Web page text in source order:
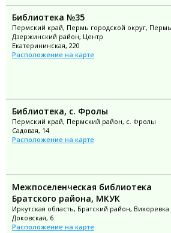
Библиотека №35
Пермский край, Пермь городской округ,
Дзержинский район, Центр
Екатерининская, 220
Расположение на карте
Библиотека, с. Фролы
Пермский край, Пермский район, с. Фролы
Садовая, 14
Расположение на карте
Межпоселенческая библиотека
Братского района, МКУК
Иркутская область, Братский район, Вихоревка
Доковская, 6
Расположение на карте